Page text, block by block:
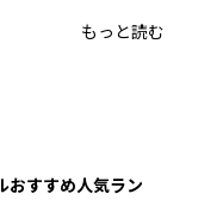
もっと読む
おすすめ人気ラン